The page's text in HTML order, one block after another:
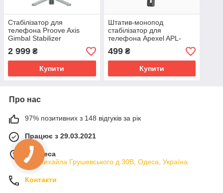
Стабілізатор для
телефона Proove Axis
Gimbal Stabilizer
портативний на 3 осі
стабілізації Iphone Android
2 999 ₴
Купити
Штатив-монопод
стабілізатор для
телефона Apexel APL-
JJ06
499₴
Купити
Про нас
97% позитивних з 148 відгуків за рік
Працює з 29.03.2021
м. Одеса
вул.Михайла Грушевського д.30В, Одеса, Україна
Контакти